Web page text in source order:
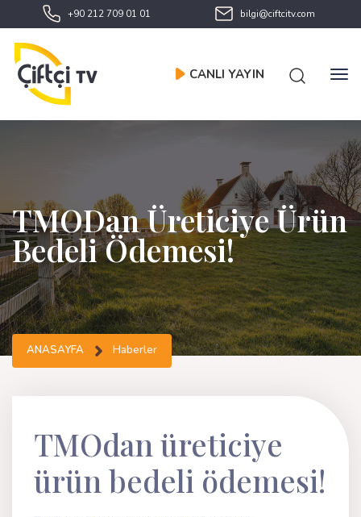
+90 212 709 01 01 bilgi@ciftcitv.com
CANLI YAYIN
TMOdan Üreticiye Ürün
Bedeli Ödemesi!
ANASAYFA Haberler
TMOdan üreticiye
ürün bedeli ödemesi!